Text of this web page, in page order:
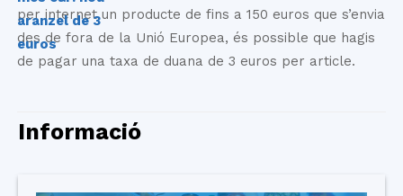
per internet un producte de fins a 150 euros que s’envia
des de fora de la Unió Europea, és possible que hagis
de pagar una taxa de duana de 3 euros per article.
Informació